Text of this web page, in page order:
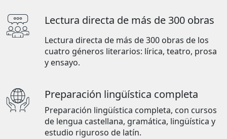
Lectura directa de más de 300 obras
Lectura directa de más de 300 obras de los
cuatro géneros literarios: lírica, teatro, prosa
y ensayo.
Preparación lingüística completa
Preparación lingüística completa, con cursos
de lengua castellana, gramática, lingüística y
estudio riguroso de latín.